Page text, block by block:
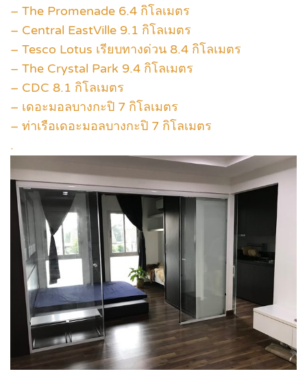
– The Promenade 6.4 กิโลเมตร
– Central EastVille 9.1 กิโลเมตร
– Tesco Lotus เรียบทางด่วน 8.4 กิโลเมตร
– The Crystal Park 9.4 กิโลเมตร
– CDC 8.1 กิโลเมตร
– เดอะมอลบางกะปิ 7 กิโลเมตร
– ท่าเรือเดอะมอลบางกะปิ 7 กิโลเมตร
.